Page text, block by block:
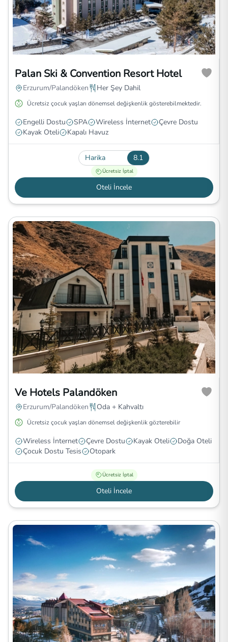
Palan Ski & Convention Resort Hotel
Erzurum/Palandöken Her Şey Dahil
Ücretsiz çocuk yaşları dönemsel değişkenlik gösterebilmektedir.
Engelli Dostu SPA Wireless İnternet
Çevre Dostu
Kayak Oteli
Kapalı Havuz
Harika 8.1
Ücretsiz İptal
Oteli İncele
Ve Hotels Palandöken
Erzurum/Palandöken Oda + Kahvaltı
Ücretsiz çocuk yaşları dönemsel değişkenlik gözterebilir
Wireless İnternet Çevre Dostu Kayak Oteli
Doğa Oteli
Çocuk Dostu Tesis
Otopark
Ücretsiz İptal
Oteli İncele